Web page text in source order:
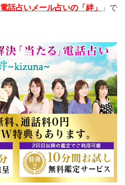
電話占いメール占いの「絆」
」で